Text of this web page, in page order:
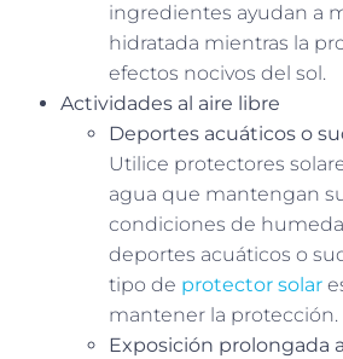
ingredientes ayudan a
hidratada mientras la
efectos nocivos del sol.
Actividades al aire libre
Deportes acuáticos o
Utilice protectores
agua que mantengan
condiciones de
deportes acuáticos o
tipo de protector solar
mantener la protección.
Exposición prolongada